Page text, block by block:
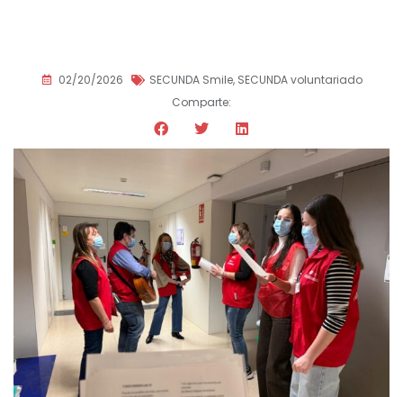
02/20/2026 SECUNDA Smile, SECUNDA voluntariado
Comparte: